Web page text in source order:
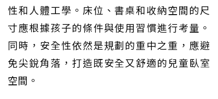
性和人體工學。床位、書桌和收納空間的尺
寸應根據孩子的條件與使用習慣進行考量。
同時，安全性依然是規劃的重中之重，應避
免尖銳角落，打造既安全又舒適的兒童臥室
空間。